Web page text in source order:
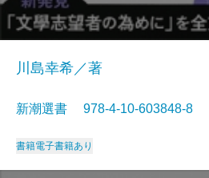
川島幸希／著
新潮選書 978-4-10-603848-8
書籍電子書籍あり